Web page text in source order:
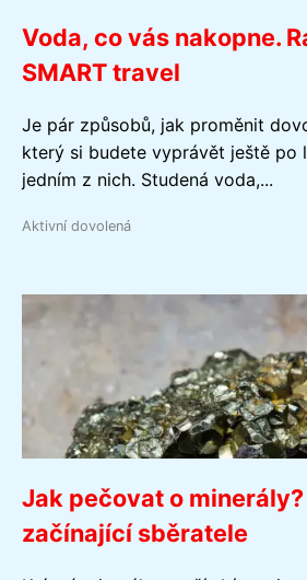
Voda, co vás nakopne.
SMART travel
Je pár způsobů, jak proměnit
který si budete vyprávět ještě po
jedním z nich. Studená voda,...
Aktivní dovolená
Jak pečovat o
začínající sběratele